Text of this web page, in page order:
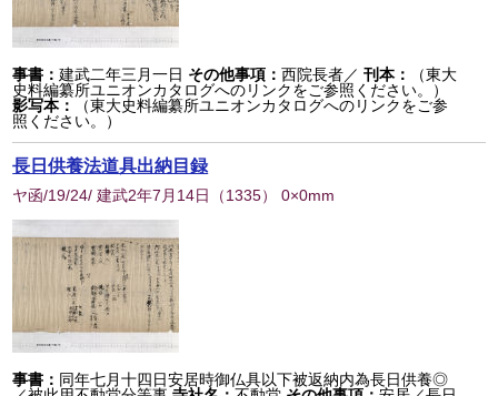
事書：建武二年三月一日 その他事項：西院長者／刊本：
（東大
史料編纂所ユニオンカタログへのリンクをご参照ください。）
影写本：
（東大史料編纂所ユニオンカタログへのリンクをご参
照ください。）
長日供養法道具出納目録
ヤ函/19/24/ 建武2年7月14日 （1335） 0×0mm
事書： 同年七月十四日安居時御仏具以下被返納内為長日供養◎